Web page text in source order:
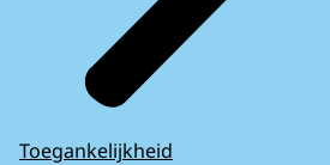
Toegankelijkheid